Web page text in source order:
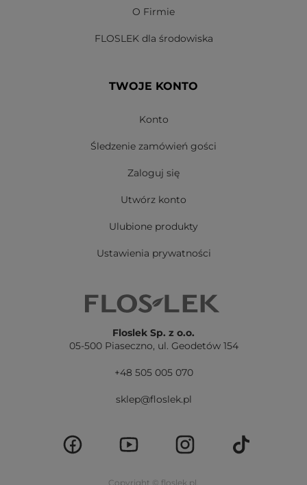
O Firmie
FLOSLEK dla środowiska
TWOJE KONTO
Konto
Śledzenie zamówień gości
Zaloguj się
Utwórz konto
Ulubione produkty
Ustawienia prywatności
Floslek Sp. z o.o.
05-500 Piaseczno, ul. Geodetów 154
+48 505 005 070
sklep@floslek.pl
Copyright © floslek.pl.